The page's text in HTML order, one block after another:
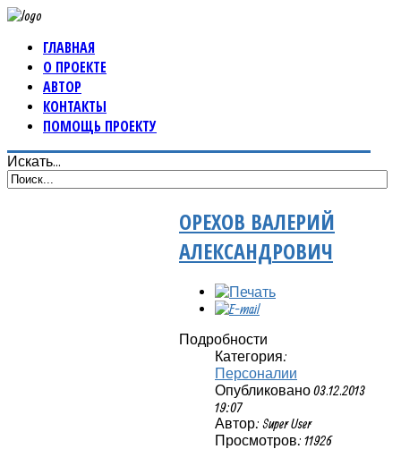
ГЛАВНАЯ
О ПРОЕКТЕ
АВТОР
КОНТАКТЫ
ПОМОЩЬ ПРОЕКТУ
Искать...
ОРЕХОВ ВАЛЕРИЙ
АЛЕКСАНДРОВИЧ
Подробности
Категория:
Персоналии
Опубликовано 03.12.2013
19:07
Автор: Super User
Просмотров: 11926